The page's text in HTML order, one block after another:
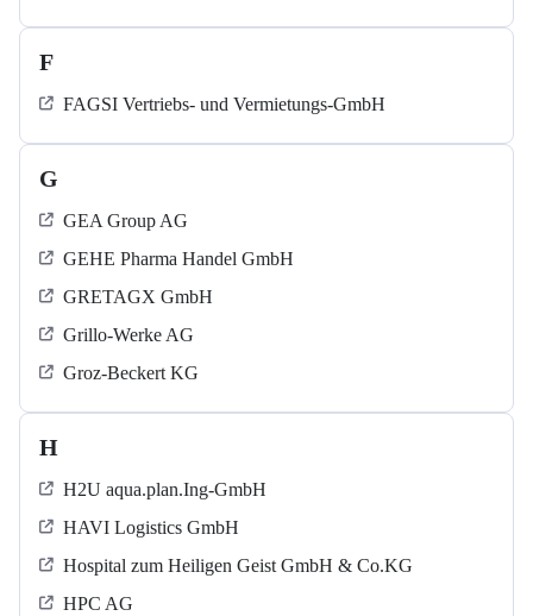
F
FAGSI Vertriebs- und Vermietungs-GmbH
G
GEA Group AG
GEHE Pharma Handel GmbH
GRETAGX GmbH
Grillo-Werke AG
Groz-Beckert KG
H
H2U aqua.plan.Ing-GmbH
HAVI Logistics GmbH
Hospital zum Heiligen Geist GmbH & Co.KG
HPC AG